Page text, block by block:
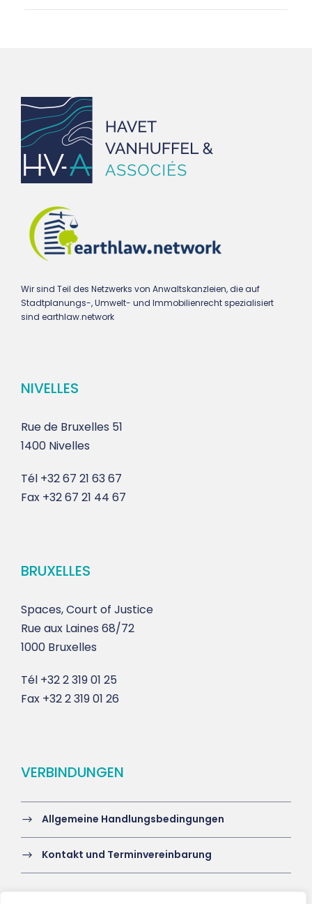
Wir sind Teil des Netzwerks von Anwaltskanzleien, die auf
Stadtplanungs-, Umwelt- und Immobilienrecht spezialisiert
sind earthlaw.network
NIVELLES
Rue de Bruxelles 51
1400 Nivelles
Tél +32 67 21 63 67
Fax +32 67 21 44 67
BRUXELLES
Spaces, Court of Justice
Rue aux Laines 68/72
1000 Bruxelles
Tél +32 2 319 01 25
Fax +32 2 319 01 26
VERBINDUNGEN
Allgemeine Handlungsbedingungen
Kontakt und Terminvereinbarung